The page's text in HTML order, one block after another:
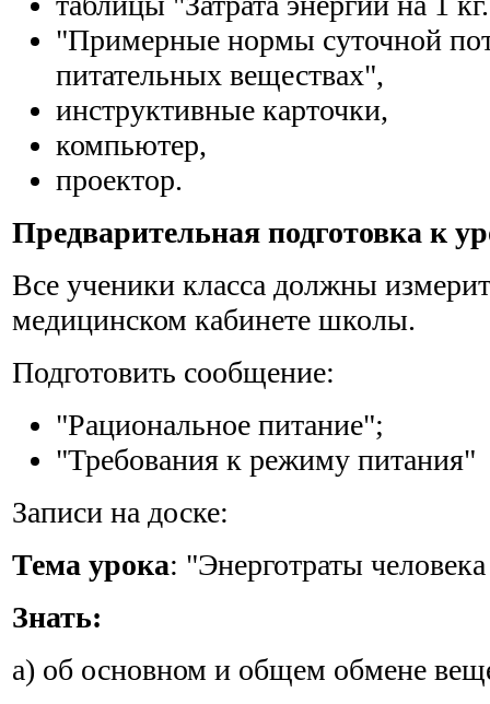
"Примерные нормы суточной
питательных веществах",
инструктивные карточки,
компьютер,
проектор.
Предварительная подготовка к
Все ученики класса должны
медицинском кабинете школы.
Подготовить сообщение:
"Рациональное питание";
"Требования к режиму питания"
Записи на доске:
Тема урока: "Энерготраты
Знать:
а) об основном и общем обмене